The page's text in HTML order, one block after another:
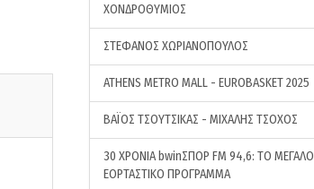
ΧΟΝΔΡΟΘΥΜΙΟΣ
ΣΤΕΦΑΝΟΣ ΧΩΡΙΑΝΟΠΟΥΛΟΣ
ATHENS METRO MALL - EUROBASKET 2025
ΒΑΪΟΣ ΤΣΟΥΤΣΙΚΑΣ - ΜΙΧΑΛΗΣ ΤΣΟΧΟΣ
30 ΧΡΟΝΙΑ bwinΣΠΟΡ FM 94,6: ΤΟ ΜΕΓΑΛΟ
ΕΟΡΤΑΣΤΙΚΟ ΠΡΟΓΡΑΜΜΑ